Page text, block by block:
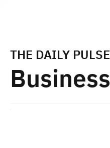
Business
THE DAILY PULSE